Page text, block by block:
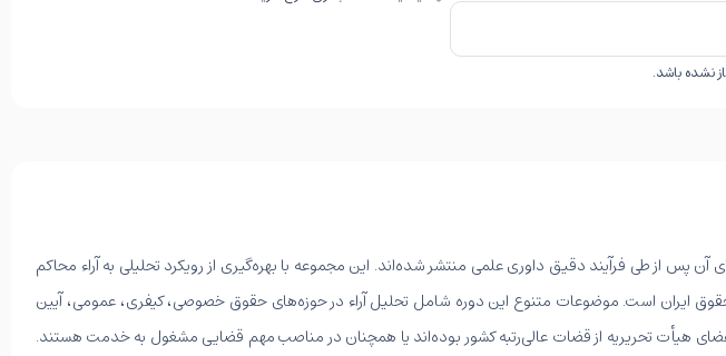
نشده باشد.
از طی فرآیند دقیق داوری علمی منتشر شده‌اند. این مجموعه با بهره‌گیری از رویکرد تحلیلی به آراء محاکم
ایران است. موضوعات متنوع این دوره شامل تحلیل آراء در حوزه‌های حقوق خصوصی، کیفری، عمومی، آیین
هیأت تحریریه از قضات عالی‌رتبه کشور بوده‌اند یا همچنان در مناصب مهم قضایی مشغول به خدمت هستند.